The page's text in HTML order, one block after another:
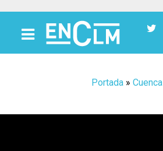
Portada » Cuenca